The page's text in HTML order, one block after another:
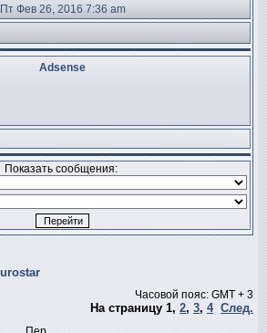
Пт Фев 26, 2016 7:36 am
Adsense
Показать сообщения:
Часовой пояс: GMT + 3
На страницу 1, 2, 3, 4 След.